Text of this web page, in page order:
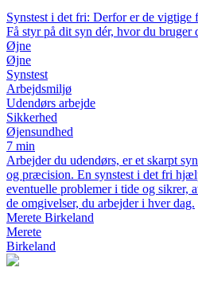
Synstest i det fri: Derfor er de vigtige
Få styr på dit syn dér, hvor du bruger
Øjne
Øjne
Synstest
Arbejdsmiljø
Udendørs arbejde
Sikkerhed
Øjensundhed
7 min
Arbejder du udendørs, er et skarpt
og præcision. En synstest i det fri
eventuelle problemer i tide og sikrer,
de omgivelser, du arbejder i hver dag.
Merete Birkeland
Merete
Birkeland